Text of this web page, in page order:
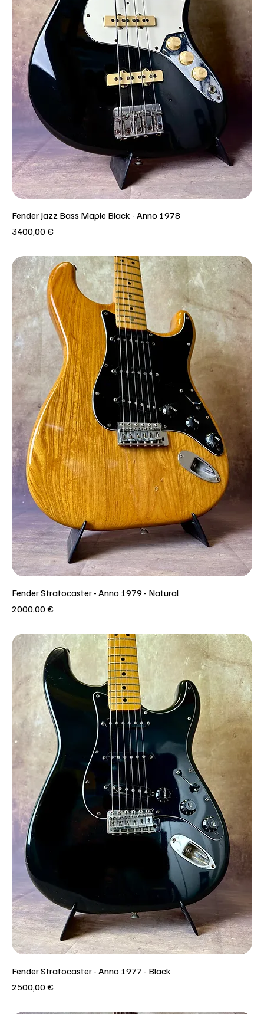
Fender Jazz Bass Maple Black - Anno 1978
Prezzo
3400,00 €
Fender Stratocaster - Anno 1979 - Natural
Prezzo
2000,00 €
Fender Stratocaster - Anno 1977 - Black
Prezzo
2500,00 €